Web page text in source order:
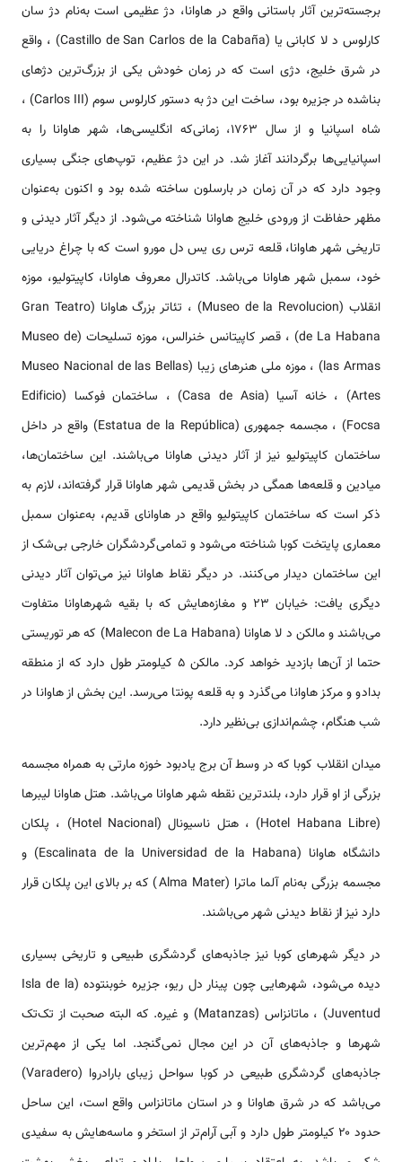
برجسته‌ترین آثار باستانی واقع در هاوانا، دژ عظیمی است به‌نام دژ سان
کارلوس د لا کابانی یا (Castillo de San Carlos de la Cabaña) ، واقع
در شرق خلیج، دژی است که در زمان خودش یکی از بزرگ‌ترین دژهای
بناشده در جزیره بود، ساخت این دژ به دستور کارلوس سوم (Carlos III) ،
شاه اسپانیا و از سال ۱۷۶۳، زمانی‌که انگلیسی‌ها، شهر هاوانا را به
اسپانیایی‌ها برگردانند آغاز شد. در این دژ عظیم، توپ‌های جنگی بسیاری
وجود دارد که در آن زمان در بارسلون ساخته شده بود و اکنون به‌عنوان
مظهر حفاظت از ورودی خلیج هاوانا شناخته می‌شود. از دیگر آثار دیدنی و
تاریخی شهر هاوانا، قلعه ترس ری یس دل مورو است که با چراغ دریایی
خود، سمبل شهر هاوانا می‌باشد. کاتدرال معروف هاوانا، کاپیتولیو، موزه
انقلاب (Museo de la Revolucion) ، تئاتر بزرگ هاوانا (Gran Teatro
de La Habana) ، قصر کاپیتانس خنرالس، موزه تسلیحات (Museo de
las Armas) ، موزه ملی هنرهای زیبا (Museo Nacional de las Bellas
Artes) ، خانه آسیا (Casa de Asia) ، ساختمان فوکسا (Edificio
Focsa) ، مجسمه جمهوری (Estatua de la República) واقع در داخل
ساختمان کاپیتولیو نیز از آثار دیدنی هاوانا می‌باشند. این ساختمان‌ها،
میادین و قلعه‌ها همگی در بخش قدیمی شهر هاوانا قرار گرفته‌اند، لازم به
ذکر است که ساختمان کاپیتولیو واقع در هاوانای قدیم، به‌عنوان سمبل
معماری پایتخت کوبا شناخته می‌شود و تمامی‌گردشگران خارجی بی‌شک از
این ساختمان دیدار می‌کنند. در دیگر نقاط هاوانا نیز می‌توان آثار دیدنی
دیگری یافت: خیابان ۲۳ و مغازه‌هایش که با بقیه شهرهاوانا متفاوت
می‌باشند و مالکن د لا هاوانا (Malecon de La Habana) که هر توریستی
حتما از آن‌ها بازدید خواهد کرد. مالکن ۵ کیلومتر طول دارد که از منطقه
بدادو و مرکز هاوانا می‌گذرد و به قلعه پونتا می‌رسد. این بخش از هاوانا در
شب هنگام، چشم‌اندازی بی‌نظیر دارد.
میدان انقلاب کوبا که در وسط آن برج یادبود خوزه مارتی به همراه مجسمه
بزرگی از او قرار دارد، بلندترین نقطه شهر هاوانا می‌باشد. هتل هاوانا لیبرها
(Hotel Habana Libre) ، هتل ناسیونال (Hotel Nacional) ، پلکان
دانشگاه هاوانا (Escalinata de la Universidad de la Habana) و
مجسمه بزرگی به‌نام آلما ماترا (Alma Mater) که بر بالای این پلکان قرار
دارد نیزاز نقاط دیدنی شهر می‌باشند.
در دیگر شهرهای کوبا نیز جاذبه‌های گردشگری طبیعی و تاریخی بسیاری
دیده می‌شود، شهرهایی چون پینار دل ریو، جزیره خوبنتوده (Isla de la
Juventud) ، ماتانزاس (Matanzas) و غیره. که البته صحبت از تک‌تک
شهرها و جاذبه‌های آن در این مجال نمی‌گنجد. اما یکی از مهم‌ترین
جاذبه‌های گردشگری طبیعی در کوبا سواحل زیبای بارادروا (Varadero)
می‌باشد که در شرق هاوانا و در استان ماتانزاس واقع است، این ساحل
حدود ۲۰ کیلومتر طول دارد و آبی آرام‌تر از استخر و ماسه‌هایش به سفیدی